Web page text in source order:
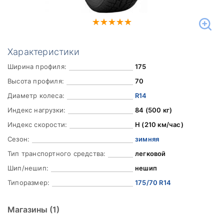
Характеристики
Ширина профиля:
175
Высота профиля:
70
Диаметр колеса:
R14
Индекс нагрузки:
84 (500 кг)
Индекс скорости:
H (210 км/час)
Сезон:
зимняя
Тип транспортного средства:
легковой
Шип/нешип:
нешип
Типоразмер:
175/70 R14
Магазины (1)